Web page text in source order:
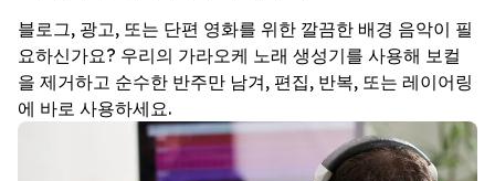
블로그, 광고, 또는 단편 영화를 위한 깔끔한 배경 음악이 필
요하신가요? 우리의 가라오케 노래 생성기를 사용해 보컬
을 제거하고 순수한 반주만 남겨, 편집, 반복, 또는 레이어링
에 바로 사용하세요.